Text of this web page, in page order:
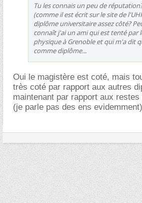
Tu les connais un peu de
(comme il est écrit sur le site de
diplôme universitaire assez côté?
connaît j'ai un ami qui est tenté par
physique à Grenoble et qui m'a dit
comme diplôme...
Oui le magistère est coté, mais
très coté par rapport aux autres
maintenant par rapport aux
(je parle pas des ens evidemment)